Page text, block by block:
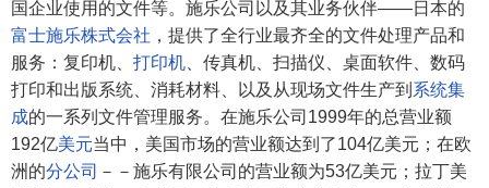
国企业使用的文件等。施乐公司以及其业务伙伴——日本的
富士施乐株式会社 ，提供了全行业最齐全的文件处理产品和
服务：复印机、 打印机 、传真机、扫描仪、桌面软件、数码
打印和出版系统、消耗材料、以及从现场文件生产到 系统集
成的一系列文件管理服务。在施乐公司1999年的总营业额
192亿美元当中，美国市场的营业额达到了104亿美元；在欧
洲的分公司 －－施乐有限公司的营业额为53亿美元；拉丁美